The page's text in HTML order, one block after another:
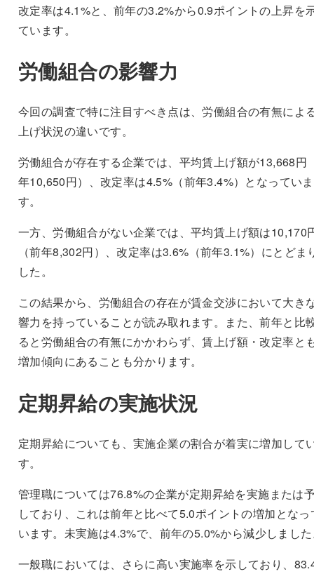
改定率は4.1%と、前年の3.2%から0.9ポイントの上昇を
ています。
労働組合の影響力
今回の調査で特に注目すべき点は、労働組合の有無によ
上げ状況の違いです。
労働組合が存在する企業では、平均賃上げ額が13,668円
年10,650円）、改定率は4.5%（前年3.4%）となっていま
す。
一方、労働組合がない企業では、平均賃上げ額は10,170
（前年8,302円）、改定率は3.6%（前年3.1%）にとどま
した。
この結果から、労働組合の存在が賃金交渉において大き
響力を持っていることが読み取れます。また、前年と比
ると労働組合の有無にかかわらず、賃上げ額・改定率と
増加傾向にあることも分かります。
定期昇給の実施状況
定期昇給についても、実施企業の割合が着実に増加して
す。
管理職については76.8%の企業が定期昇給を実施または
しており、これは前年と比べて5.0ポイントの増加となっ
います。未実施は4.3%で、前年の5.0%から減少しまし
一般職においては、さらに高い実施率を示しており、